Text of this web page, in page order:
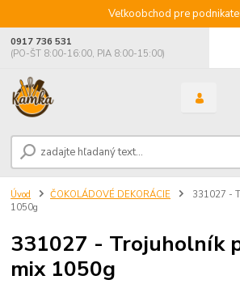
Veľkoobchod pre
0917 736 531
(PO-ŠT 8:00-16:00, PIA 8:00-15:00)
Úvod ČOKOLÁDOVÉ DEKORÁCIE
331027 -
1050g
331027 - Trojuholník
mix 1050g